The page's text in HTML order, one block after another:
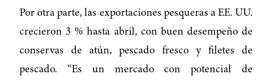
Por otra parte, las exportaciones pesqueras a EE. UU.
crecieron 3 % hasta abril, con buen desempeño de
conservas de atún, pescado fresco y filetes de
pescado. “Es un mercado con potencial de